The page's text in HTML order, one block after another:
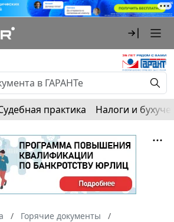
практика Налоги и
Горячие документы